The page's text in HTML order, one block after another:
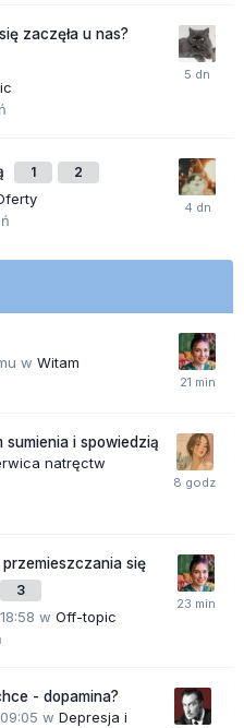
zaczęła u nas?
1 2
w Witam
i spowiedzią
natręctw
się
3
w Off-topic
- dopamina?
w Depresja i